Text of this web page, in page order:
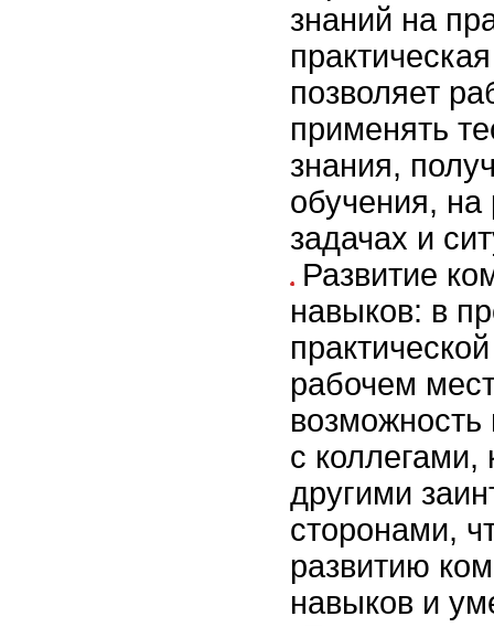
знаний на
позволяет
применять
знания,
обучения,
задачах и
Развитие
навыков: в
рабочем
возможность
с коллегами,
другими
сторонами,
развитию
навыков и